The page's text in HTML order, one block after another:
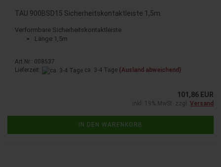
TAU 900BSD15 Si­cher­heits­kon­takt­leis­te 1,5m
Ver­form­ba­re Si­cher­heits­kon­takt­leis­te
Länge 1,5m
Art.Nr.: 008537
Lieferzeit:
ca. 3-4 Tage (Ausland abweichend)
101,86 EUR
inkl. 19% MwSt. zzgl. Versand
IN DEN WARENKORB